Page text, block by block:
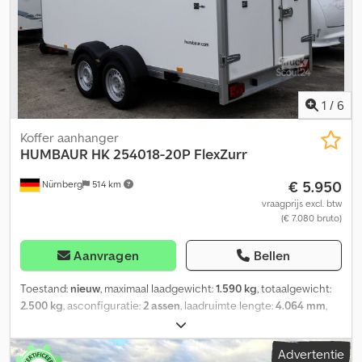
keuring zijn altijd mogelijk na afspraak en nadrukkelijk gewenst!!!
De opgegeven binnenmaten zijn circa-afmetingen. INRUIL
MOGELIJK VOOR BIJNA ALLES!!! INRUIL EN BIJBETALING
MOGELIJK!!! Showterrein: 58285 Gevelsberg, Am Sinnerhoop 17
Openingstijden: Maandag tot vrijdag 8.30 tot 17.00 uur, zaterdag
8.30 tot 14.00 uur Altijd meer dan 500 nieuwe en gebruikte
aanhangers op voorraad!!! Pegasus Anhänger Schnee GmbH Am
1 / 6
Nürnberg 514 km
Koffer aanhanger
HUMBAUR HK 254018-20P FlexZurr
€ 5.950
vraagprijs excl. btw
(€ 7.080 bruto)
Aanvragen Bellen
Toestand: nieuw, maximaal laadgewicht:1.590 kg, totaalgewicht:
2.500 kg, asconfiguratie:2 assen, laadruimte lengte:4.064 mm,
, laadruimtehoogte:
breedte:2.292 mm, totale hoogte:2.634 mm, Bouwjaar:2026,
Geachte heer/mevrouw, ons bedrijf blijft gesloten tot en met 12
Advertentie